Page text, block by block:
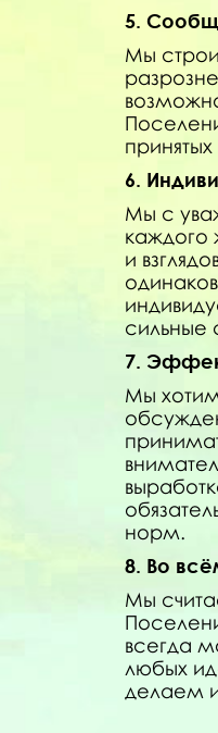
5.
Мы
6.
Мы с
каждого
и
сильные
7.
Мы
норм.
8. Во
Мы
всегда
любых
делаем